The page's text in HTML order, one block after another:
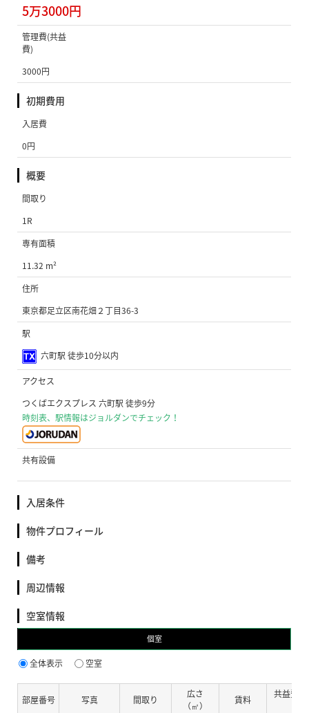
5万3000円
管理費(共益
費)
3000円
初期費用
入居費
0円
概要
間取り
1R
専有面積
11.32 m²
住所
東京都足立区南花畑２丁目36-3
駅
六町駅 徒歩10分以内
アクセス
つくばエクスプレス 六町駅 徒歩9分
時刻表、駅情報はジョルダンでチェック！
共有設備
入居条件
物件プロフィール
備考
周辺情報
空室情報
個室
全体表示 空室
部屋番号 写真 間取り
広さ
（㎡）
賃料
共益費